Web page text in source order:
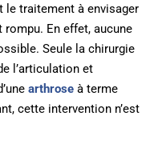
le traitement à envisager
rompu. En effet, aucune
Seule la chirurgie
l’articulation et
arthroseà terme
cette intervention n’est